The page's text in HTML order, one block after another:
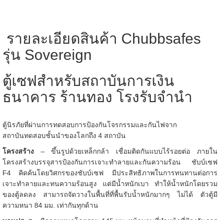
รายละเอียดสินค้า Chubbsafes
รุ่น Sovereign
ตู้เซฟสำหรับสถาบันการเงิน
ธนาคาร ร้านทอง โรงรับจำนำ
ตู้นิรภัยที่ผ่านการทดสอบการป้องกันโจรกรรมและกันไฟจาก
สถาบันทดสอบชั้นนำของโลกถึง 4 สถาบัน
โครงสร้าง– ขึ้นรูปด้วยเหล็กกล้า เชื่อมติดกันแบบไร้รอยต่อ ภายใน
โครงสร้างบรรจุสารป้องกันการเจาะทำลายและกันความร้อน ชับบ์เซฟ
F4 คิดค้นโดยวิศกรของชับบ์เซฟ มีประสิทธิภาพในการทนทานต่อการ
เจาะทำลายและทนความร้อนสูง แต่มีน้ำหนักเบา ทำให้น้ำหนักโดยรวม
ของตู้ลดลง สามารถจัดวางในพื้นที่ที่พื้นรับน้ำหนักมากๆ ไม่ได้ ตัวตู้มี
ความหนา 84 มม. เท่ากันทุกด้าน